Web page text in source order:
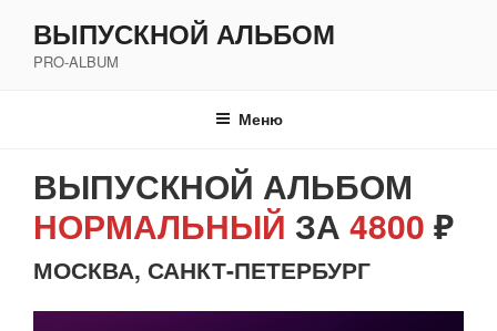
содержимому
ВЫПУСКНОЙ АЛЬБОМ
PRO-ALBUM
Меню
ВЫПУСКНОЙ АЛЬБОМ
НОРМАЛЬНЫЙ ЗА 4800 ₽
МОСКВА, САНКТ-ПЕТЕРБУРГ